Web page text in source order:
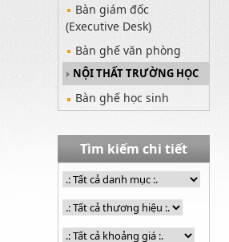
Bàn giám đốc
(Executive Desk)
Bàn ghế văn phòng
NỘI THẤT TRƯỜNG HỌC
Bàn ghế học sinh
Tìm kiếm chi tiết